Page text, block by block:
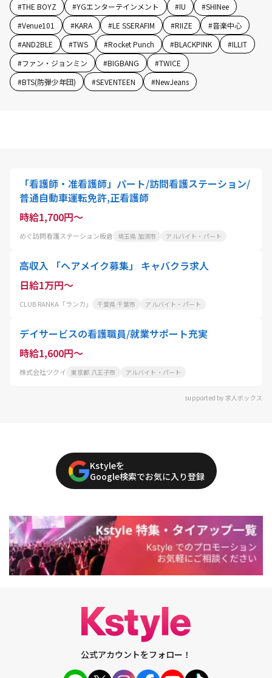
#THE BOYZ #YGエンターテインメント #IU #SHINee
#Venue101 #KARA #LE SSERAFIM #RIIZE #音楽中心
#AND2BLE #TWS #Rocket Punch #BLACKPINK #ILLIT
#ファン・ジョンミン #BIGBANG #TWICE
#BTS(防弾少年団) #SEVENTEEN #NewJeans
「看護師・准看護師」パート/訪問看護ステーション/
普通自動車運転免許,正看護師
時給1,700円～
めぐ訪問看護ステーション板倉 埼玉県 加須市 アルバイト・パート
高収入 「ヘアメイク募集」 キャバクラ求人
日給1万円～
CLUB RANKA「ランカ」 千葉県 千葉市 アルバイト・パート
デイサービスの看護職員/就業サポート充実
時給1,600円～
株式会社ツクイ 東京都 八王子市 アルバイト・パート
supported by 求人ボックス
Kstyleを
Google検索でお気に入り登録
公式アカウントをフォロー！